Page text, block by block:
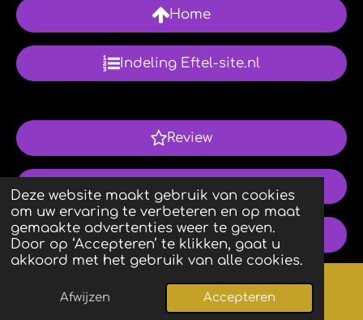
Deze website maakt gebruik van cookies
om uw ervaring te verbeteren en op maat
gemaakte advertenties weer te geven.
Door op ‘Accepteren’ te klikken, gaat u
akkoord met het gebruik van alle cookies.
Afwijzen Accepteren
Home
Indeling Eftel-site.nl
Review
Volg ons via WhatsApp
Contact
Copyright
Kaart Facebook